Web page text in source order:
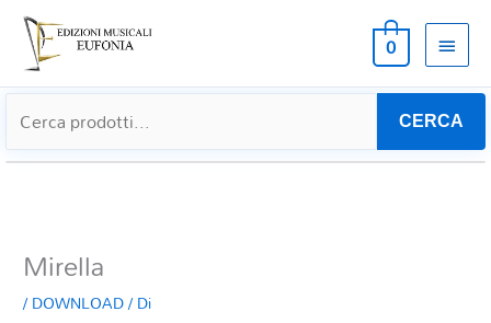
0
CERCA
Mirella
/DOWNLOAD/ Di